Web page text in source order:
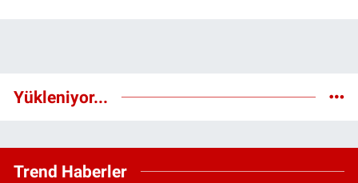
Yükleniyor...
Trend Haberler